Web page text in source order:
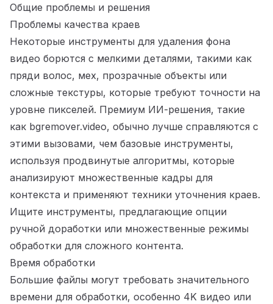
Общие проблемы и решения
Проблемы качества краев
Некоторые инструменты для удаления фона
видео борются с мелкими деталями, такими как
пряди волос, мех, прозрачные объекты или
сложные текстуры, которые требуют точности на
уровне пикселей. Премиум ИИ-решения, такие
как bgremover.video, обычно лучше справляются с
этими вызовами, чем базовые инструменты,
используя продвинутые алгоритмы, которые
анализируют множественные кадры для
контекста и применяют техники уточнения краев.
Ищите инструменты, предлагающие опции
ручной доработки или множественные режимы
обработки для сложного контента.
Время обработки
Большие файлы могут требовать значительного
времени для обработки, особенно 4K видео или